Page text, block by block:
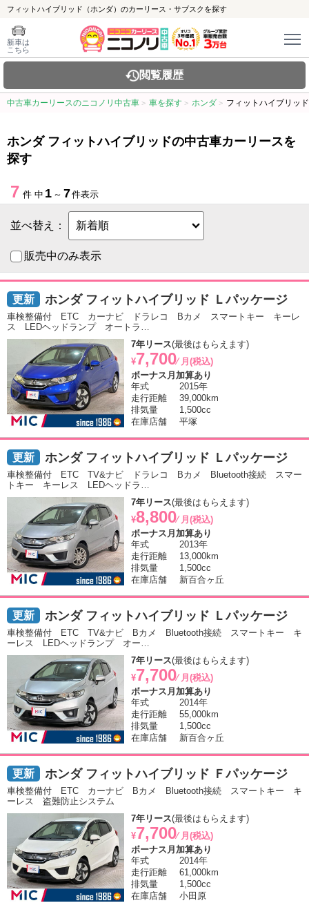
フィットハイブリッド（ホンダ）のカーリース・サブスクを探す
新車は
こちら
閲覧履歴
中古車カーリースのニコノリ中古車 車を探す ホンダ フィットハイブリッド
ホンダ フィットハイブリッドの中古車カーリースを
探す
7 件 中 1 ～ 7件表示
並べ替え：
販売中のみ表示
ホンダ フィットハイブリッド Ｌパッケージ
車検整備付 ETC カーナビ ドラレコ Bカメ スマートキー キーレ
ス LEDヘッドランプ オートラ…
7年リース(最後はもらえます)
¥7,700⁄ 月(税込)
ボーナス月加算あり
年式
2015年
走行距離
39,000km
排気量
1,500cc
在庫店舗
平塚
ホンダ フィットハイブリッド Ｌパッケージ
車検整備付 ETC TV&ナビ ドラレコ Bカメ Bluetooth接続 スマー
トキー キーレス LEDヘッドラ…
7年リース(最後はもらえます)
¥8,800⁄ 月(税込)
ボーナス月加算あり
年式
2013年
走行距離
13,000km
排気量
1,500cc
在庫店舗
新百合ヶ丘
ホンダ フィットハイブリッド Ｌパッケージ
車検整備付 ETC TV&ナビ Bカメ Bluetooth接続 スマートキー キ
ーレス LEDヘッドランプ オー…
7年リース(最後はもらえます)
¥7,700⁄ 月(税込)
ボーナス月加算あり
年式
2014年
走行距離
55,000km
排気量
1,500cc
在庫店舗
新百合ヶ丘
ホンダ フィットハイブリッド Ｆパッケージ
車検整備付 ETC カーナビ Bカメ Bluetooth接続 スマートキー キ
ーレス 盗難防止システム
7年リース(最後はもらえます)
¥7,700⁄ 月(税込)
ボーナス月加算あり
年式
2014年
走行距離
61,000km
排気量
1,500cc
在庫店舗
小田原